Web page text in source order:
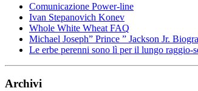
Comunicazione Power-line
Ivan Stepanovich Konev
Whole White Wheat FAQ
Michael Joseph” Prince ” Jackson Jr.
Le erbe perenni sono lì per il lungo raggio-
Archivi